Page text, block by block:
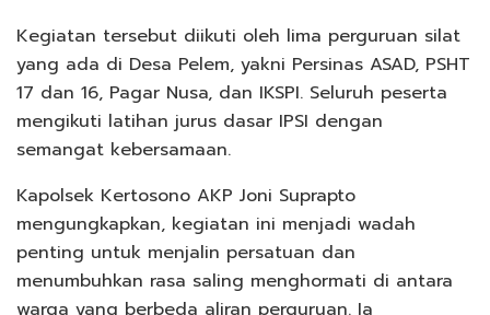
Kegiatan tersebut diikuti oleh lima perguruan silat
yang ada di Desa Pelem, yakni Persinas ASAD, PSHT
17 dan 16, Pagar Nusa, dan IKSPI. Seluruh peserta
mengikuti latihan jurus dasar IPSI dengan
semangat kebersamaan.
Kapolsek Kertosono AKP Joni Suprapto
mengungkapkan, kegiatan ini menjadi wadah
penting untuk menjalin persatuan dan
menumbuhkan rasa saling menghormati di antara
warga yang berbeda aliran perguruan. Ia